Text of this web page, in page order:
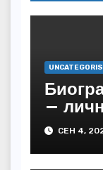
—
дети.
жизни
СЕН 4,